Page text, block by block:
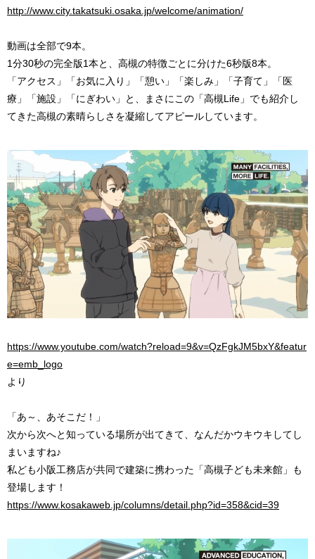
http://www.city.takatsuki.osaka.jp/welcome/animation/
動画は全部で9本。
1分30秒の完全版1本と、高槻の特徴ごとに分けた6秒版8本。
「アクセス」「お気に入り」「憩い」「楽しみ」「子育て」「医
療」「施設」「にぎわい」と、まさにこの「高槻Life」でも紹介し
てきた高槻の素晴らしさを凝縮してアピールしています。
https://www.youtube.com/watch?reload=9&v=QzFgkJM5bxY&featur
e=emb_logo
より
「あ～、あそこだ！」
次から次へと知っている場所が出てきて、なんだかウキウキしてし
まいますね♪
私ども小阪工務店が共同で建築に携わった「高槻子ども未来館」も
登場します！
https://www.kosakaweb.jp/columns/detail.php?id=358&cid=39